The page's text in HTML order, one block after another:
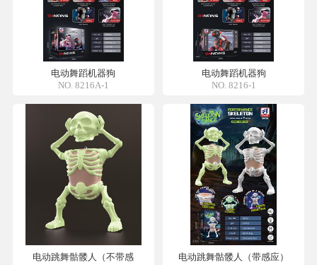
电动舞蹈机器狗
NO. 8216A-1
电动舞蹈机器狗
NO. 8216-1
电动跳舞骷髅人（不带感
电动跳舞骷髅人（带感应）